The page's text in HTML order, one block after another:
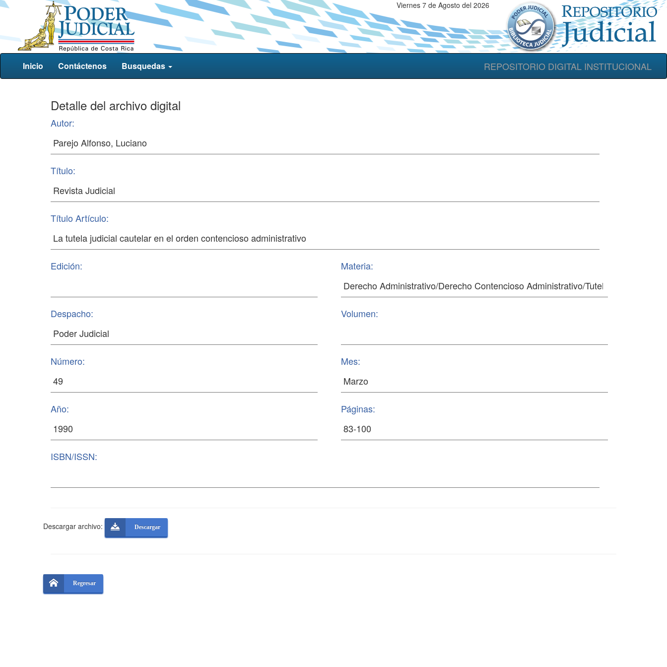
Viernes 7 de Agosto del 2026
REPOSITORIO DIGITAL INSTITUCIONAL
Inicio Contáctenos Busquedas
Detalle del archivo digital
Autor:
Título:
Título Artículo:
Edición: Materia:
Despacho: Volumen:
Número: Mes:
Año: Páginas:
ISBN/ISSN:
Descargar archivo: Descargar
Regresar